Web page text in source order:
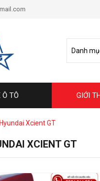
Ô TÔ GIỚI
Xcient GT
XCIENT GT